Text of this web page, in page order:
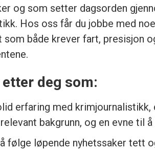
og som setter dagsorden
Hos oss får du jobbe med
som både krever fart, presisjon
deg som:
erfaring med
bakgrunn, og en evne til
følge løpende nyhetssaker tett